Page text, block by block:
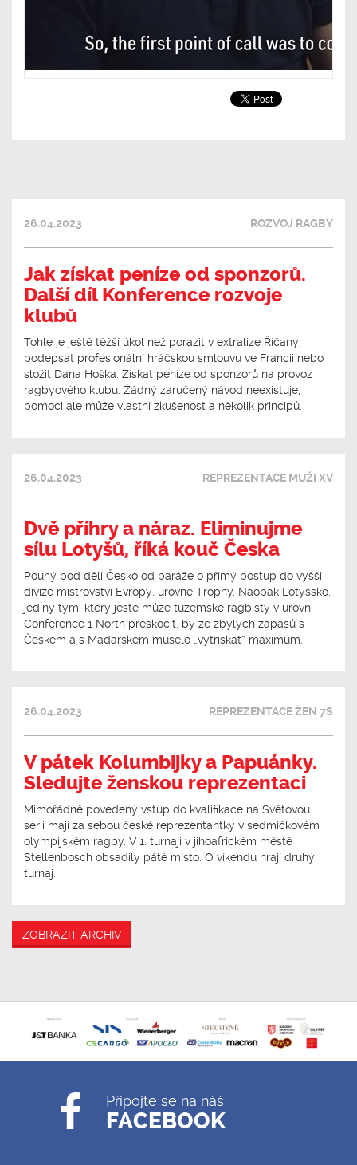
26.04.2023 ROZVOJ RAGBY
Jak získat peníze od sponzorů.
Další díl Konference rozvoje
klubů
Tohle je ještě těžší úkol než porazit v extralize Říčany,
podepsat profesionální hráčskou smlouvu ve Francii nebo
složit Dana Hoška. Získat peníze od sponzorů na provoz
ragbyového klubu. Žádný zaručený návod neexistuje,
pomoci ale může vlastní zkušenost a několik principů.
26.04.2023 REPREZENTACE MUŽI XV
Dvě příhry a náraz. Eliminujme
sílu Lotyšů, říká kouč Česka
Pouhý bod dělí Česko od baráže o přímý postup do vyšší
divize mistrovství Evropy, úrovně Trophy. Naopak Lotyšsko,
jediný tým, který ještě může tuzemské ragbisty v úrovni
Conference 1 North přeskočit, by ze zbylých zápasů s
Českem a s Maďarskem muselo „vytřískat“ maximum.
26.04.2023 REPREZENTACE ŽEN 7S
V pátek Kolumbijky a Papuánky.
Sledujte ženskou reprezentaci
Mimořádně povedený vstup do kvalifikace na Světovou
sérii mají za sebou české reprezentantky v sedmičkovém
olympijském ragby. V 1. turnaji v jihoafrickém městě
Stellenbosch obsadily páté místo. O víkendu hrají druhý
turnaj.
ZOBRAZIT ARCHIV
Připojte se na náš
FACEBOOK